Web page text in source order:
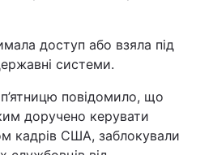
доступ або взяла під
системи.
повідомило, що
доручено керувати
кадрів США, заблокували